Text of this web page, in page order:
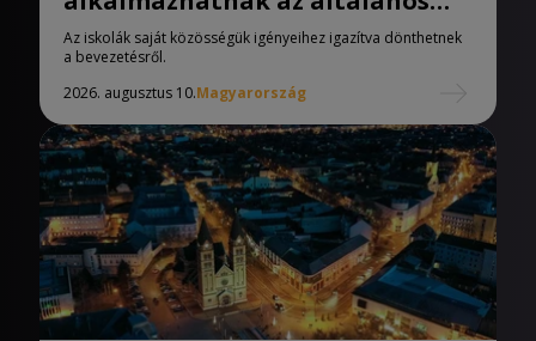
iskolák
Az iskolák saját közösségük igényeihez igazítva dönthetnek
a bevezetésről.
2026. augusztus 10.Magyarország